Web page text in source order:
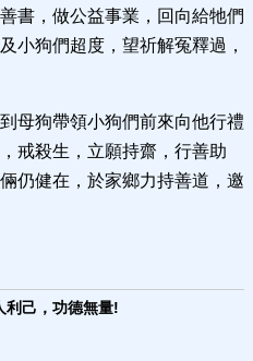
書，做公益事業，回向給牠們
小狗們超度，望祈解冤釋過，
母狗帶領小狗們前來向他行禮
戒殺生，立願持齋，行善助
仍健在，於家鄉力持善道，邀
利己，功德無量!